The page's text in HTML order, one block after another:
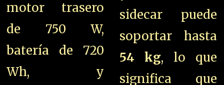
motor trasero
de 750 W,
batería de 720
Wh, y
sidecar puede
soportar hasta
54 kg, lo que
significa que